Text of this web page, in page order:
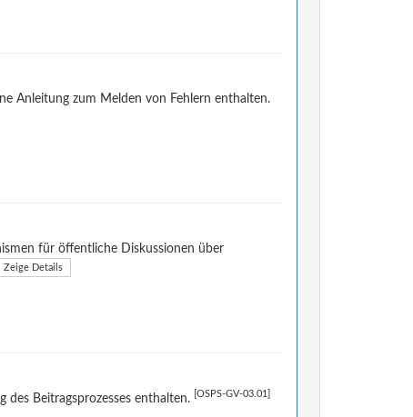
Anleitung zum Melden von Fehlern enthalten.
für öffentliche Diskussionen über
Zeige Details
Beitragsprozesses enthalten. [OSPS-GV-03.01]